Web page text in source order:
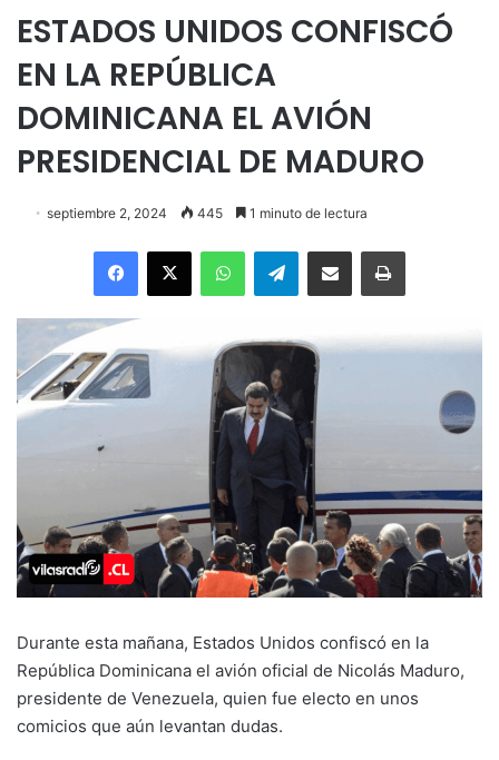
ESTADOS UNIDOS CONFISCÓ
EN LA REPÚBLICA
DOMINICANA EL AVIÓN
PRESIDENCIAL DE MADURO
septiembre 2, 2024 445 1 minuto de lectura
Facebook
X WhatsAppTelegramEnviar vía email Imprimir
Durante esta mañana, Estados Unidos confiscó en la
República Dominicana el avión oficial de Nicolás Maduro,
presidente de Venezuela, quien fue electo en unos
comicios que aún levantan dudas.